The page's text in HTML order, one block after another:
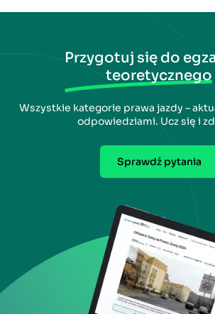
Przygotuj się do
teoretycznego
Wszystkie kategorie prawa jazdy –
odpowiedziami. Ucz się i
Sprawdź pytania